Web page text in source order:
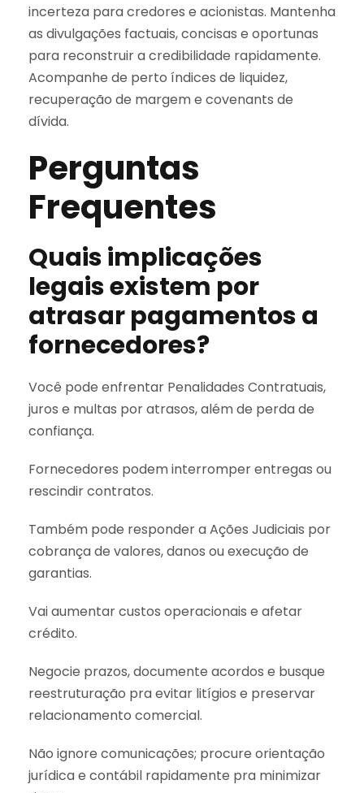
incerteza para credores e acionistas. Mantenha
as divulgações factuais, concisas e oportunas
para reconstruir a credibilidade rapidamente.
Acompanhe de perto índices de liquidez,
recuperação de margem e covenants de
dívida.
Perguntas
Frequentes
Quais implicações
legais existem por
atrasar pagamentos a
fornecedores?
Você pode enfrentar Penalidades Contratuais,
juros e multas por atrasos, além de perda de
confiança.
Fornecedores podem interromper entregas ou
rescindir contratos.
Também pode responder a Ações Judiciais por
cobrança de valores, danos ou execução de
garantias.
Vai aumentar custos operacionais e afetar
crédito.
Negocie prazos, documente acordos e busque
reestruturação pra evitar litígios e preservar
relacionamento comercial.
Não ignore comunicações; procure orientação
jurídica e contábil rapidamente pra minimizar